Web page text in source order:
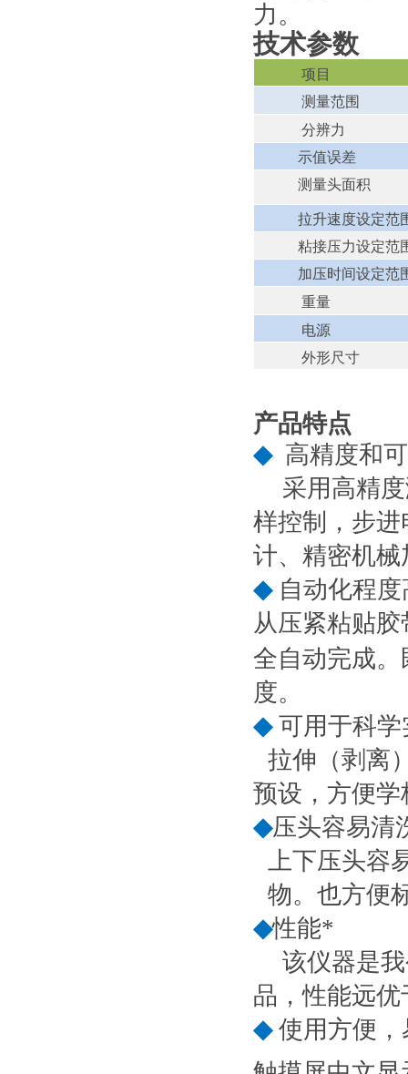
力。
技术参数
项目
测量范围
分辨力
示值误差
测量头面积
拉升速度设定范
粘接压力设定范
加压时间设定范
重量
电源
外形尺寸
产品特点
◆ 高精度和
采用高精
样控制，步
计、精密机
◆ 自动化程度
从压紧粘贴
全自动完成
度。
◆ 可用于科
拉伸（剥离
预设，方便
◆压头容易清
上下压头容
物。也方便
◆性能*
该仪器是
品，性能远
◆ 使用方便